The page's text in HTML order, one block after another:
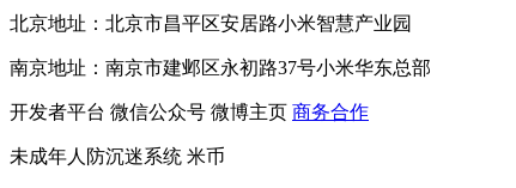
北京地址：北京市昌平区安居路小米智慧产业园
南京地址：南京市建邺区永初路37号小米华东总部
开发者平台 微信公众号 微博主页 商务合作
未成年人防沉迷系统 米币